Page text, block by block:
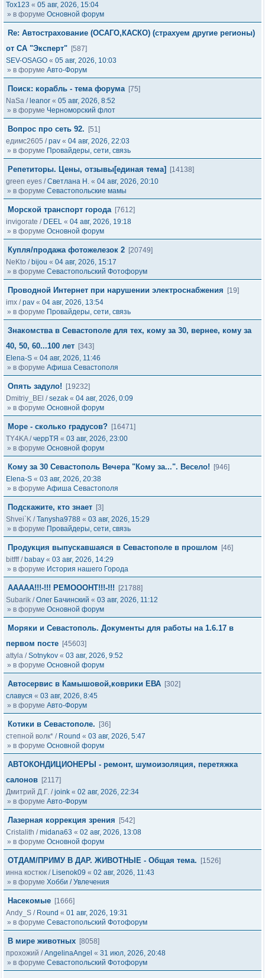
Tox123 « 05 авг, 2026, 15:04
» в форуме Основной форум
Re: Автострахование (ОСАГО,КАСКО) (страхуем другие регионы)
от СА "Эксперт" [587]
SEV-OSAGO « 05 авг, 2026, 10:03
» в форуме Авто-Форум
Поиск: корабль - тема форума [75]
NaSa / leanor « 05 авг, 2026, 8:52
» в форуме Черноморский флот
Вопрос про сеть 92.
[51]
едимс2605 /pav « 04 авг, 2026, 22:03
» в форуме Провайдеры, сети, связь
Репетиторы. Цены, отзывы[единая тема]
[14138]
green eyes /Светлана Н. « 04 авг, 2026, 20:10
» в форуме Севастопольские мамы
Морской транспорт города [7612]
invigorate / DEEL « 04 авг, 2026, 19:18
» в форуме Основной форум
Купля/продажа фотожелезок 2 [20749]
NeKto / bijou « 04 авг, 2026, 15:17
» в форуме Севастопольский Фотофорум
Проводной Интернет при нарушении электроснабжения
[19]
imx /pav « 04 авг, 2026, 13:54
» в форуме Провайдеры, сети, связь
Знакомства в Севастополе для тех, кому за 30, вернее, кому за
40, 50, 60...100 лет [343]
Elena-S « 04 авг, 2026, 11:46
» в форуме Афиша Севастополя
Опять задуло!
[19232]
Dmitriy_BEl /sezak « 04 авг, 2026, 0:09
» в форуме Основной форум
Море - сколько градусов? [16471]
TY4KA/черрТЯ « 03 авг, 2026, 23:00
» в форуме Основной форум
Кому за 30 Севастополь Вечера "Кому за...". Весело!
[946]
Elena-S « 03 авг, 2026, 20:38
» в форуме Афиша Севастополя
Подскажите, кто знает [3]
Shvei`K /Tanysha9788 « 03 авг, 2026, 15:29
» в форуме Провайдеры, сети, связь
Продукция выпускавшаяся в Севастополе в прошлом
[46]
bitfff/ babay « 03 авг, 2026, 14:29
» в форуме История нашего Города
ААААА!!!-!!! РЕМОООНТ!!!-!!!
[21788]
Subarik /Олег Бачинский « 03 авг, 2026, 11:12
» в форуме Основной форум
Моряки и Севастополь. Документы для работы на 1.6.17 в
первом посте [45603]
attyla /Sotnykov « 03 авг, 2026, 9:52
» в форуме Основной форум
Автосервис в Камышовой,коврики ЕВА [302]
славуся « 03 авг, 2026, 8:45
» в форуме Авто-Форум
Котики в Севастополе.
[36]
степной волк* / Round « 03 авг, 2026, 5:47
» в форуме Основной форум
АВТОКОНДИЦИОНЕРЫ - ремонт, шумоизоляция, перетяжка
салонов [2117]
Дмитрий Д.Г. /joink « 02 авг, 2026, 22:34
» в форуме Авто-Форум
Лазерная коррекция зрения
[542]
Cristalith /midana63 « 02 авг, 2026, 13:08
» в форуме Основной форум
ОТДАМ/ПРИМУ В ДАР. ЖИВОТНЫЕ - Общая тема.
[1526]
инна костюк / Lisenok09 « 02 авг, 2026, 11:43
» в форуме Хобби / Увлечения
Насекомые [1666]
Andy_S / Round « 01 авг, 2026, 19:31
» в форуме Севастопольский Фотофорум
В мире животных [8058]
прохожий /AngelinaAngel « 31 июл, 2026, 20:48
» в форуме Севастопольский Фотофорум